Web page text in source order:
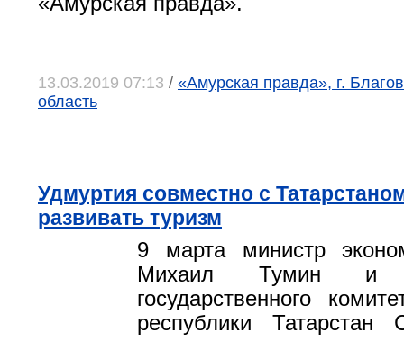
13.03.2019 07:13 / «Амурская правда», г.
область
Удмуртия совместно с
развивать туризм
9 марта министр
Михаил Тумин и
государственного
республики Татарстан